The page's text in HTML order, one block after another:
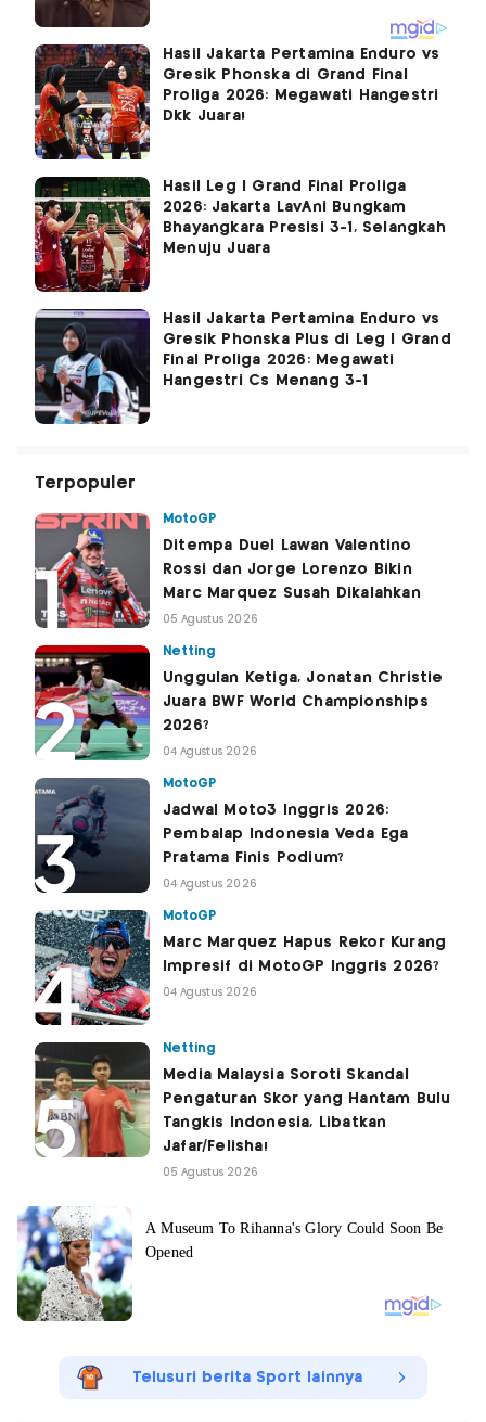
Hasil Jakarta Pertamina Enduro vs
Gresik Phonska di Grand Final
Proliga 2026: Megawati Hangestri
Dkk Juara!
Hasil Leg I Grand Final Proliga
2026: Jakarta LavAni Bungkam
Bhayangkara Presisi 3-1, Selangkah
Menuju Juara
Hasil Jakarta Pertamina Enduro vs
Gresik Phonska Plus di Leg I Grand
Final Proliga 2026: Megawati
Hangestri Cs Menang 3-1
Terpopuler
MotoGP
Ditempa Duel Lawan Valentino
Rossi dan Jorge Lorenzo Bikin
Marc Marquez Susah Dikalahkan
05 Agustus 2026
Netting
Unggulan Ketiga, Jonatan Christie
Juara BWF World Championships
2026?
04 Agustus 2026
MotoGP
Jadwal Moto3 Inggris 2026:
Pembalap Indonesia Veda Ega
Pratama Finis Podium?
04 Agustus 2026
MotoGP
Marc Marquez Hapus Rekor Kurang
Impresif di MotoGP Inggris 2026?
04 Agustus 2026
Netting
Media Malaysia Soroti Skandal
Pengaturan Skor yang Hantam Bulu
Tangkis Indonesia, Libatkan
Jafar/Felisha!
05 Agustus 2026
Telusuri berita Sport lainnya